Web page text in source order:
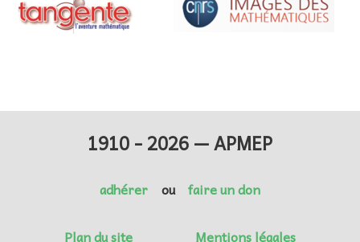
1910 - 2026 — APMEP
adhérer ou faire un don
Plan du site Mentions légales